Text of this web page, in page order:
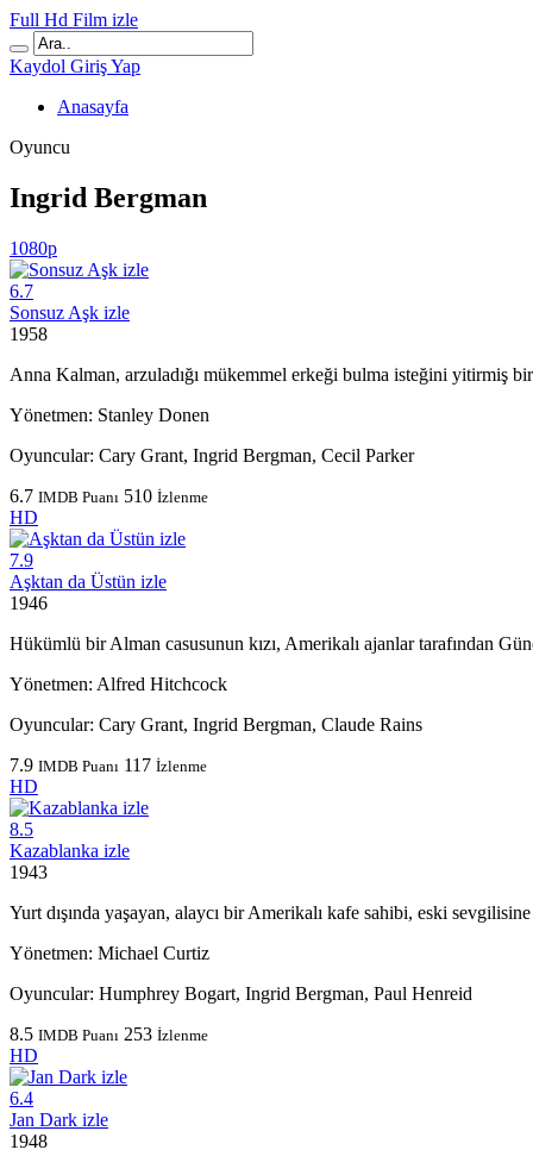
Full Hd Film izle
Kaydol Giriş Yap
Anasayfa
Oyuncu
Ingrid Bergman
1080p
6.7
Sonsuz Aşk izle
1958
Anna Kalman, arzuladığı mükemmel erkeği bulma isteğini yitirmiş
Yönetmen: Stanley Donen
Oyuncular: Cary Grant, Ingrid Bergman, Cecil Parker
6.7 IMDB Puanı 510 İzlenme
HD
7.9
Aşktan da Üstün izle
1946
Hükümlü bir Alman casusunun kızı, Amerikalı ajanlar tarafından
Yönetmen: Alfred Hitchcock
Oyuncular: Cary Grant, Ingrid Bergman, Claude Rains
7.9 IMDB Puanı 117 İzlenme
HD
8.5
Kazablanka izle
1943
Yurt dışında yaşayan, alaycı bir Amerikalı kafe sahibi, eski
Yönetmen: Michael Curtiz
Oyuncular: Humphrey Bogart, Ingrid Bergman, Paul Henreid
8.5 IMDB Puanı 253 İzlenme
HD
6.4
Jan Dark izle
1948